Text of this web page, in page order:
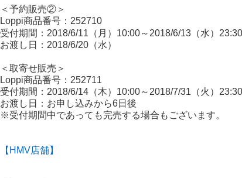
＜予約販売②＞
Loppi商品番号：252710
受付期間：2018/6/11（月）10:00～2018/6/13（水）23:30
お渡し日：2018/6/20（水）
＜取寄せ販売＞
Loppi商品番号：252711
受付期間：2018/6/14（木）10:00～2018/7/31（火）23:30
お渡し日：お申し込みから6日後
※受付期間中であっても完売する場合もございます。
【HMV店舗】